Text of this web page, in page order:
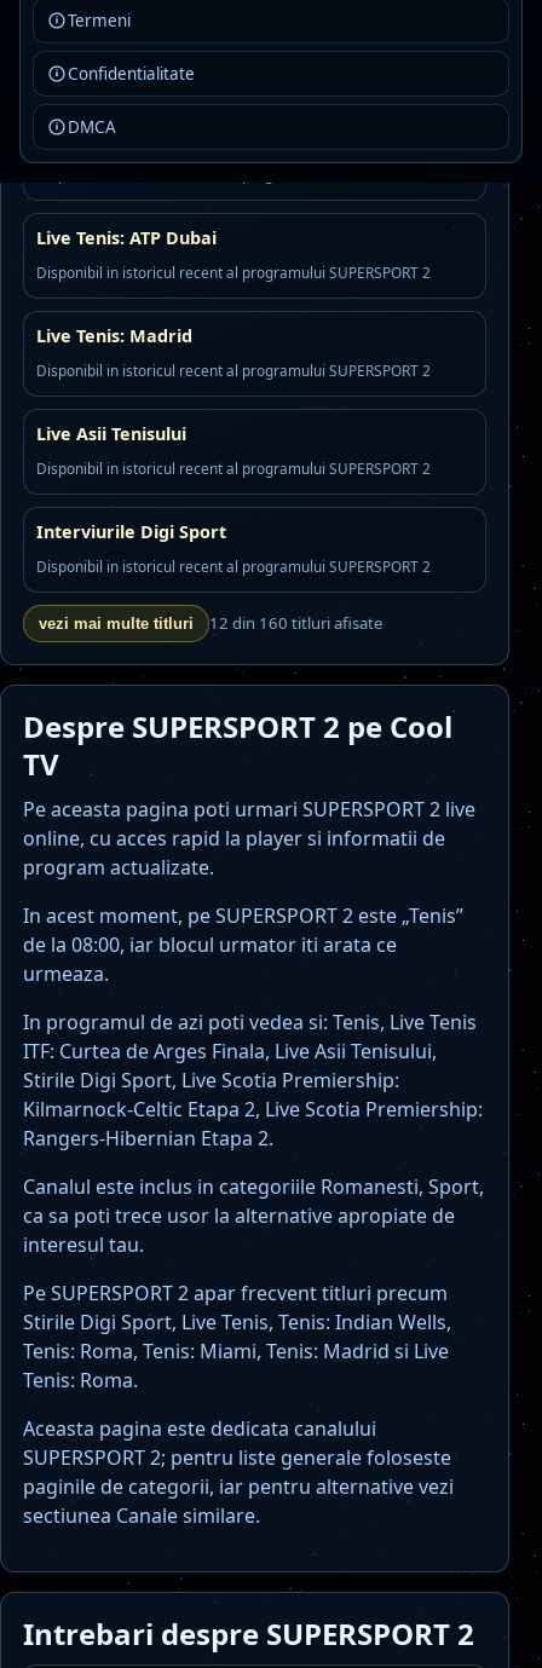
Termeni
Confidentialitate
DMCA
Live Tenis: Roma
Disponibil in istoricul recent al programului SUPERSPORT 2
Live Tenis: Miami
Live Tenis: ATP Dubai
Disponibil in istoricul recent al programului SUPERSPORT 2
Live Tenis: Madrid
Disponibil in istoricul recent al programului SUPERSPORT 2
Live Asii Tenisului
Disponibil in istoricul recent al programului SUPERSPORT 2
Interviurile Digi Sport
Disponibil in istoricul recent al programului SUPERSPORT 2
vezi mai multe titluri 12 din 160 titluri afisate
Despre SUPERSPORT 2 pe Cool
TV
Pe aceasta pagina poti urmari SUPERSPORT 2 live
online, cu acces rapid la player si informatii de
program actualizate.
In acest moment, pe SUPERSPORT 2 este „Tenis”
de la 08:00, iar blocul urmator iti arata ce
urmeaza.
In programul de azi poti vedea si: Tenis, Live Tenis
ITF: Curtea de Arges Finala, Live Asii Tenisului,
Stirile Digi Sport, Live Scotia Premiership:
Kilmarnock-Celtic Etapa 2, Live Scotia Premiership:
Rangers-Hibernian Etapa 2.
Canalul este inclus in categoriile Romanesti, Sport,
ca sa poti trece usor la alternative apropiate de
interesul tau.
Pe SUPERSPORT 2 apar frecvent titluri precum
Stirile Digi Sport, Live Tenis, Tenis: Indian Wells,
Tenis: Roma, Tenis: Miami, Tenis: Madrid si Live
Tenis: Roma.
Aceasta pagina este dedicata canalului
SUPERSPORT 2; pentru liste generale foloseste
paginile de categorii, iar pentru alternative vezi
sectiunea Canale similare.
Intrebari despre SUPERSPORT 2